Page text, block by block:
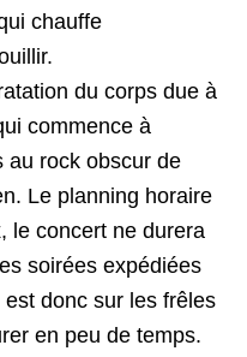
chauffe
du corps due à
commence à
au rock obscur de
Le planning horaire
le concert ne durera
soirées expédiées
donc sur les frêles
en peu de temps.